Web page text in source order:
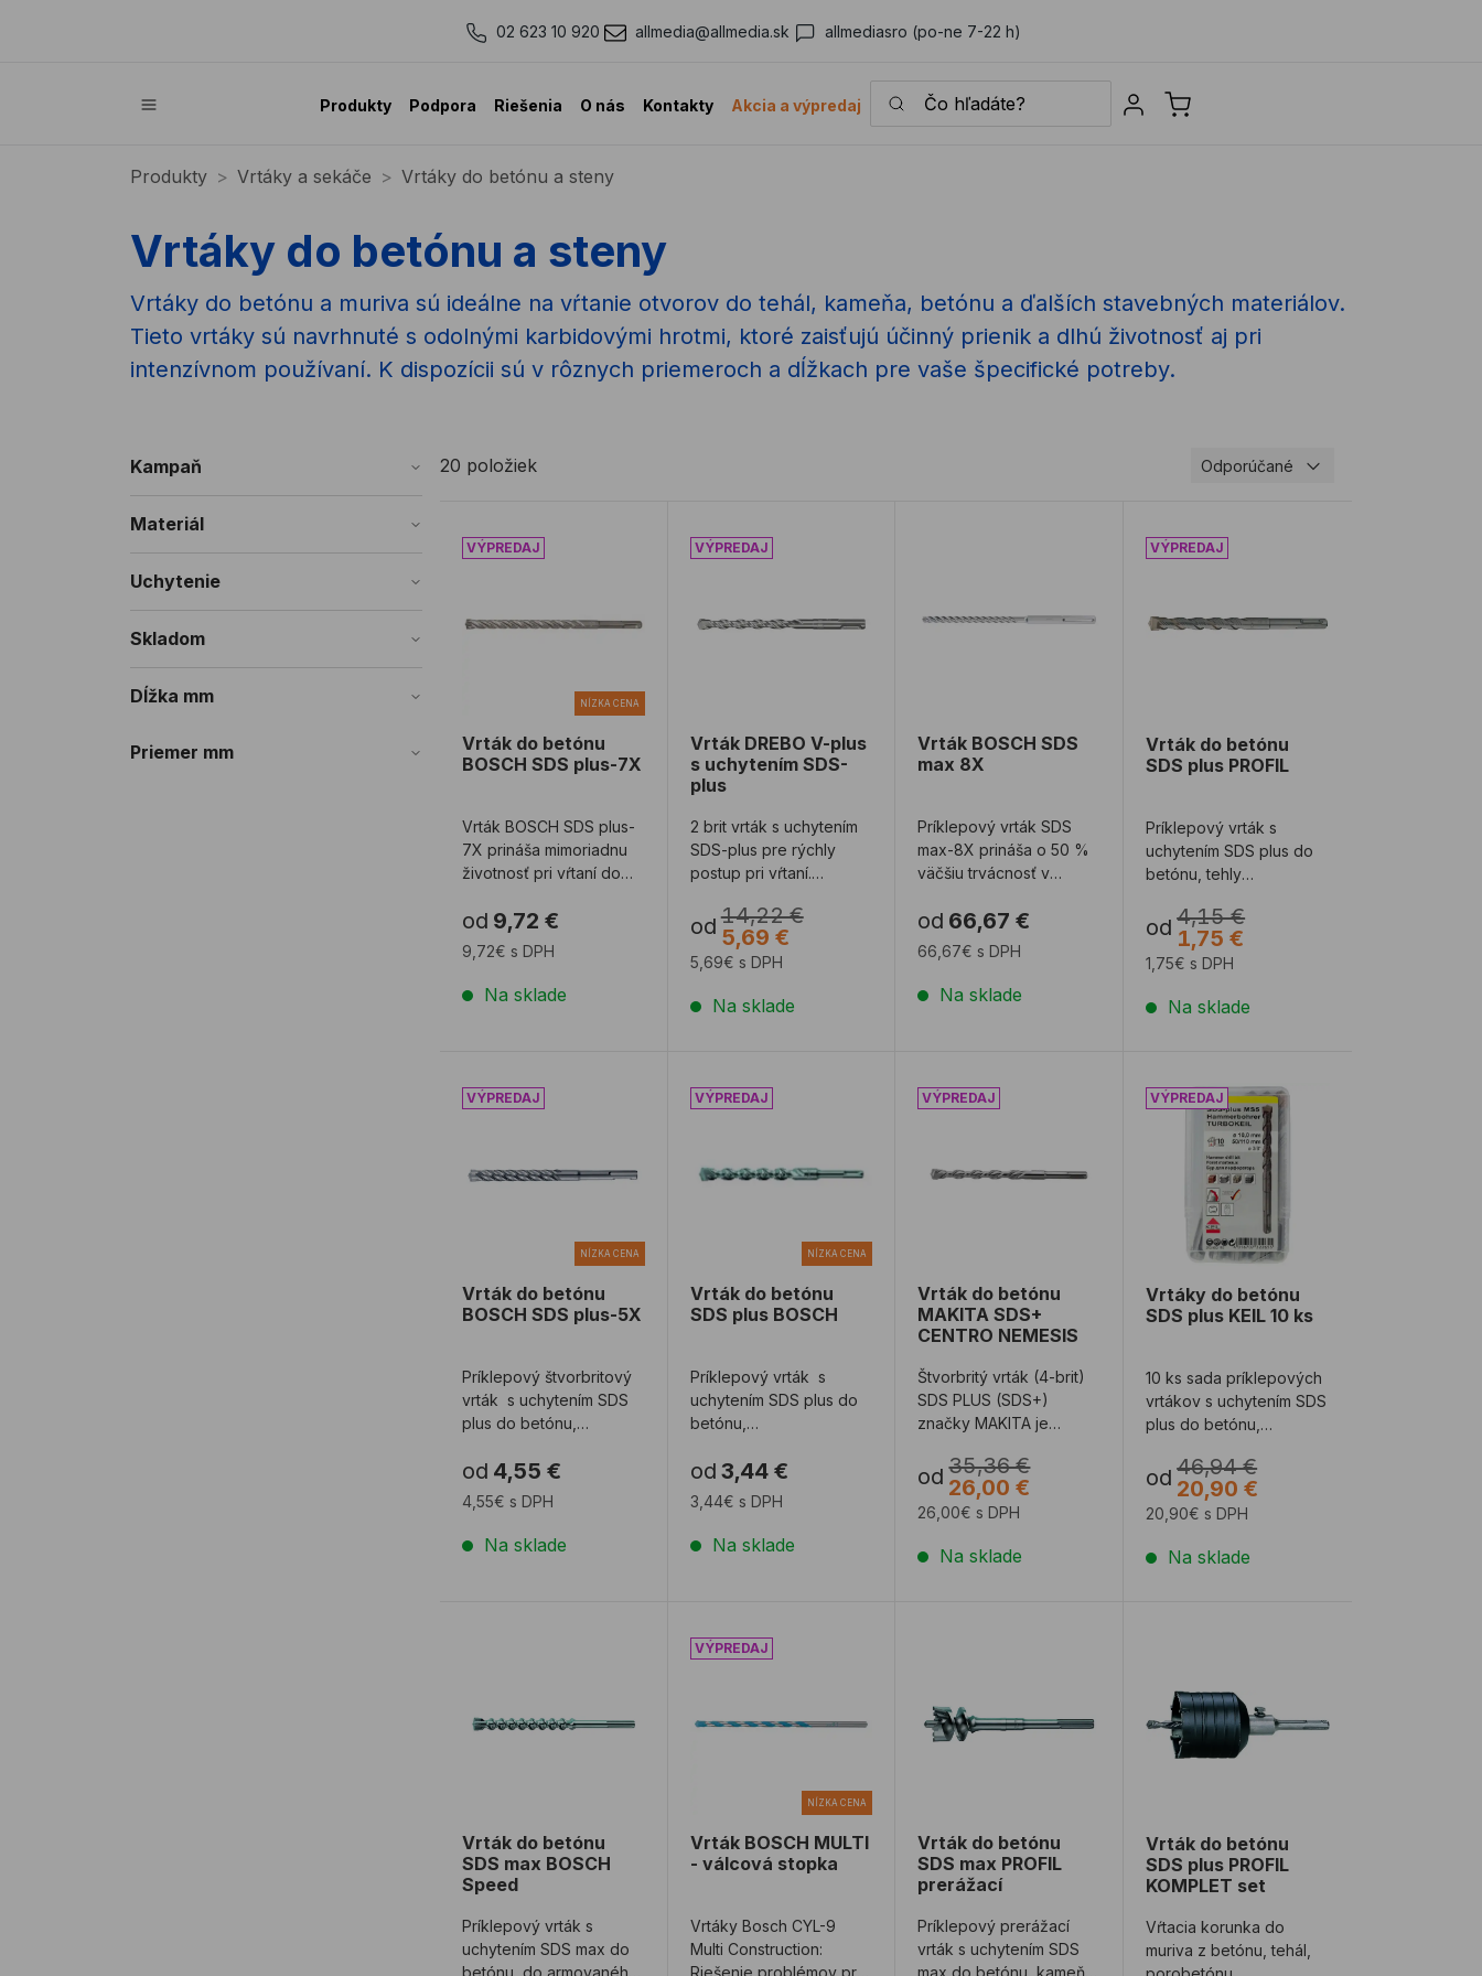
02 623 10 920 allmedia@allmedia.sk allmediasro (po-ne 7-22 h)
Produkty Podpora Riešenia O nás Kontakty Akcia a výpredaj
Čo hľadáte? Sign in
Produkty Vrtáky a sekáče Vrtáky do betónu a steny
Vrtáky do betónu a steny
Vrtáky do betónu a muriva sú ideálne na vŕtanie otvorov do tehál, kameňa, betónu a ďalších stavebných materiálov.
Tieto vrtáky sú navrhnuté s odolnými karbidovými hrotmi, ktoré zaisťujú účinný prienik a dlhú životnosť aj pri
intenzívnom používaní. K dispozícii sú v rôznych priemeroch a dĺžkach pre vaše špecifické potreby.
Kampaň
Materiál
Uchytenie
Skladom
Dĺžka mm
Priemer mm
20 položiek Odporúčané
Vrták do betónu BOSCH SDS plus-7X
NÍZKA CENA
Vrták do betónu
BOSCH SDS plus-7X
Vrták BOSCH SDS plus-
7X prináša mimoriadnu
životnosť pri vŕtaní do
karbidová hlav ...
od 9,72 €
9,72€ s DPH
Na sklade
Vrták DREBO V-plus s uchytením SDS-plus
Vrták DREBO V-plus
s uchytením SDS-
plus
2 brit vrták s uchytením
SDS-plus pre rýchly
postup pri vŕtaní.
v náročných pr ...
od14,22 €
5,69 €
5,69€ s DPH
Na sklade
Vrták BOSCH SDS
max 8X
Príklepový vrták SDS
max-8X prináša o 50 %
väčšiu trvácnosť v
od 66,67 €
66,67€ s DPH
Na sklade
Vrták do betónu SDS plus PROFIL
Vrták do betónu
SDS plus PROFIL
Príklepový vrták s
uchytením SDS plus do
betónu, tehly
príklep), pórobetónu a
od 4,15 €
1,75 €
1,75€ s DPH
Na sklade
Vrták do betónu BOSCH SDS plus-5X
NÍZKA CENA
Vrták do betónu
BOSCH SDS plus-5X
Príklepový štvorbritový
vrták s uchytením SDS
plus do betónu,
od 4,55 €
4,55€ s DPH
Na sklade
Vrták do betónu SDS plus BOSCH
NÍZKA CENA
Vrták do betónu
SDS plus BOSCH
Príklepový vrták s
uchytením SDS plus do
betónu,
vypínať príklep),
pórobetónu a ľa ...
od 3,44 €
3,44€ s DPH
Na sklade
Vrták do betónu MAKITA SDS+ CENTRO NEMESIS
Vrták do betónu
MAKITA SDS+
CENTRO NEMESIS
Štvorbritý vrták (4-brit)
SDS PLUS (SDS+)
značky MAKITA je
opotrebeniu. NEMESI ...
od 35,36 €
26,00 €
26,00€ s DPH
Na sklade
Vrtáky do betónu SDS plus KEIL 10 ks
Vrtáky do betónu
SDS plus KEIL 10 ks
10 ks sada príklepových
vrtákov s uchytením SDS
plus do betónu,
vypínať príklep), p ...
od 46,94 €
20,90 €
20,90€ s DPH
Na sklade
Vrták do betónu SDS max BOSCH Speed
Vrták do betónu
SDS max BOSCH
Speed
Príklepový vrták s
uchytením SDS max do
Vrták BOSCH MULTI - válcová stopka
NÍZKA CENA
Vrták BOSCH MULTI
- válcová stopka
Vrtáky Bosch CYL-9
Multi Construction:
Vrták do betónu
SDS max PROFIL
prerážací
Príklepový prerážací
vrták s uchytením SDS
Vrták do betónu
SDS plus PROFIL
KOMPLET set
Vŕtacia korunka do
muriva z betónu, tehál,